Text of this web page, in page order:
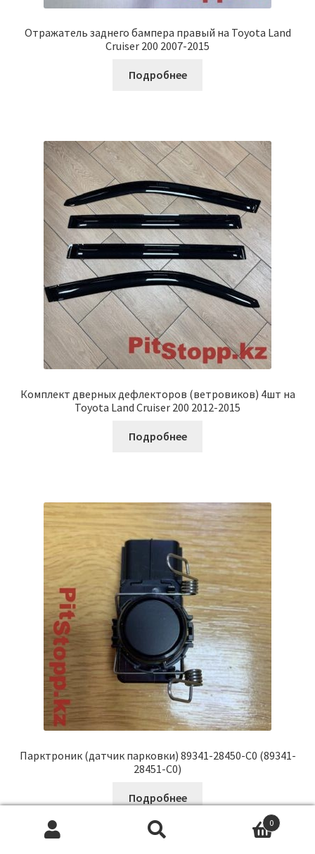
Отражатель заднего бампера правый на Toyota Land
Cruiser 200 2007-2015
Подробнее
Комплект дверных дефлекторов (ветровиков) 4шт на
Toyota Land Cruiser 200 2012-2015
Подробнее
Парктроник (датчик парковки) 89341-28450-C0 (89341-
28451-C0)
Подробнее
0